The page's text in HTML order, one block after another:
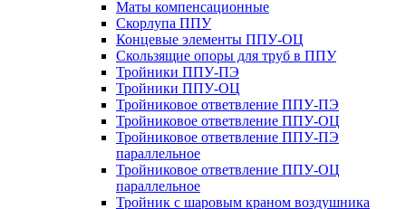
Маты компенсационные
Скорлупа ППУ
Концевые элементы ППУ-ОЦ
Скользящие опоры для труб в ППУ
Тройники ППУ-ПЭ
Тройники ППУ-ОЦ
Тройниковое ответвление ППУ-ПЭ
Тройниковое ответвление ППУ-ОЦ
Тройниковое ответвление ППУ-ПЭ
параллельное
Тройниковое ответвление ППУ-ОЦ
параллельное
Тройник с шаровым краном воздушника